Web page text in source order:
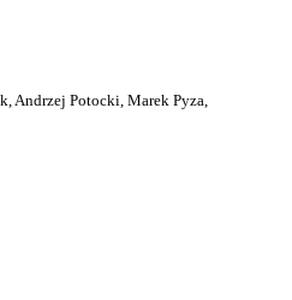
Andrzej Potocki, Marek Pyza,